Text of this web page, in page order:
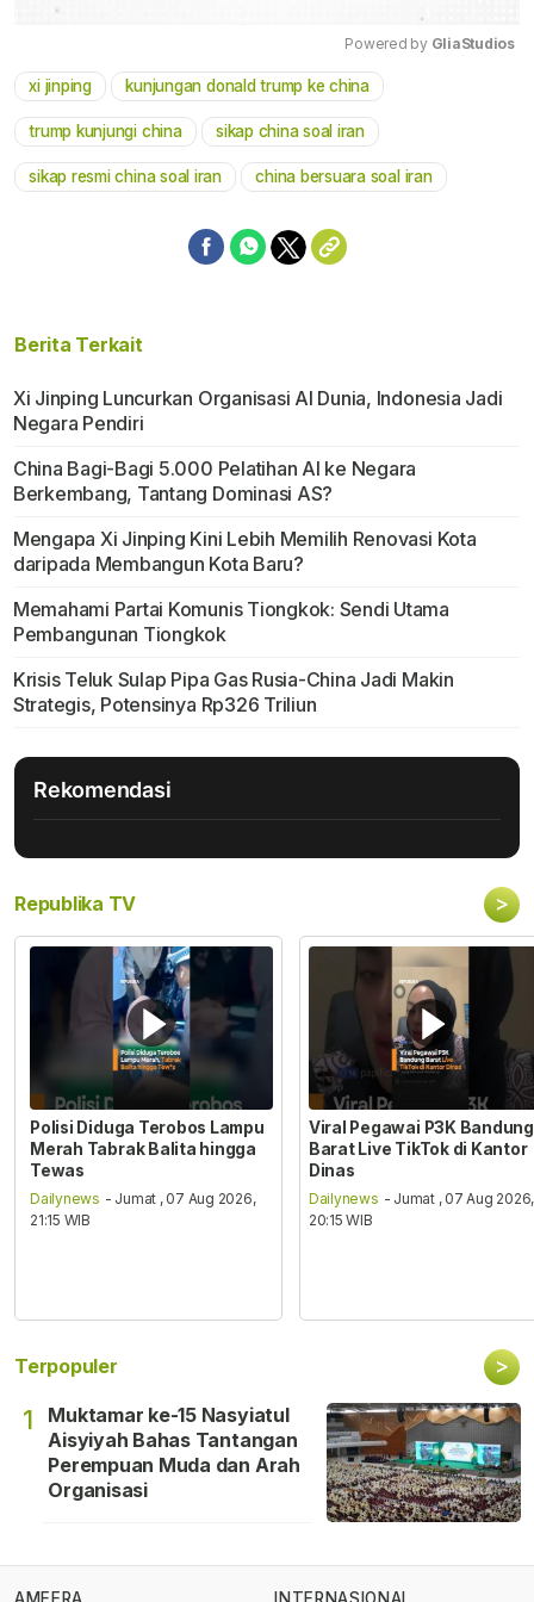
Powered by GliaStudios
xi jinping kunjungan donald trump ke china
trump kunjungi china sikap china soal iran
sikap resmi china soal iran china bersuara soal iran
Berita Terkait
Xi Jinping Luncurkan Organisasi AI Dunia, Indonesia Jadi
Negara Pendiri
China Bagi-Bagi 5.000 Pelatihan AI ke Negara
Berkembang, Tantang Dominasi AS?
Mengapa Xi Jinping Kini Lebih Memilih Renovasi Kota
daripada Membangun Kota Baru?
Memahami Partai Komunis Tiongkok: Sendi Utama
Pembangunan Tiongkok
Krisis Teluk Sulap Pipa Gas Rusia-China Jadi Makin
Strategis, Potensinya Rp326 Triliun
Rekomendasi
Republika TV >
Polisi Diduga Terobos Lampu
Merah Tabrak Balita hingga
Tewas
Dailynews - Jumat , 07 Aug 2026,
21:15 WIB
Viral Pegawai P3K Bandung
Barat Live TikTok di Kantor
Dinas
Dailynews - Jumat , 07 Aug 2026,
20:15 WIB
Terpopuler >
1
Muktamar ke-15 Nasyiatul
Aisyiyah Bahas Tantangan
Perempuan Muda dan Arah
Organisasi